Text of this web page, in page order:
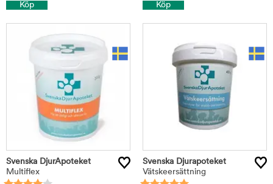
Köp Köp
Svenska DjurApoteket
Multiflex
Svenska Djurapoteket
Vätskeersättning